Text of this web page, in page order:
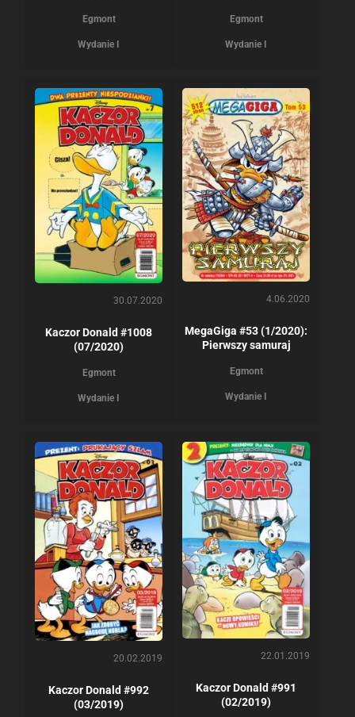
Egmont
Wydanie I
Egmont
Wydanie I
30.07.2020
Kaczor Donald #1008
(07/2020)
Egmont
Wydanie I
4.06.2020
MegaGiga #53 (1/2020):
Pierwszy samuraj
Egmont
Wydanie I
20.02.2019
Kaczor Donald #992
(03/2019)
22.01.2019
Kaczor Donald #991
(02/2019)